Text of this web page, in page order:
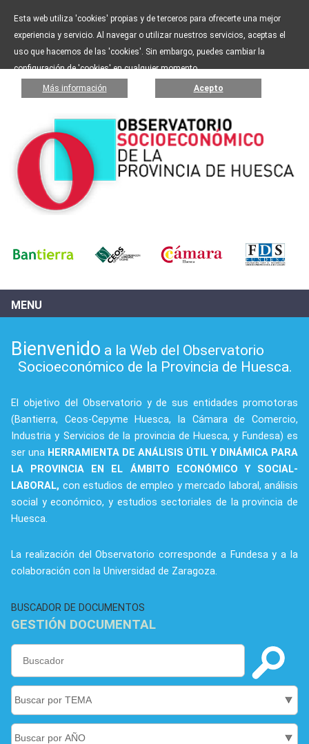
Esta web utiliza 'cookies' propias y de terceros para ofrecerte una mejor
experiencia y servicio. Al navegar o utilizar nuestros servicios, aceptas el
uso que hacemos de las 'cookies'. Sin embargo, puedes cambiar la
configuración de 'cookies' en cualquier momento.
Más información Acepto
MENU
Bienvenido a la Web del Observatorio
Socioeconómico de la Provincia de Huesca.
El objetivo del Observatorio y de sus entidades promotoras
(Bantierra, Ceos-Cepyme Huesca, la Cámara de Comercio,
Industria y Servicios de la provincia de Huesca, y Fundesa) es
ser una HERRAMIENTA DE ANÁLISIS ÚTIL Y DINÁMICA PARA
LA PROVINCIA EN EL ÁMBITO ECONÓMICO Y SOCIAL-
LABORAL, con estudios de empleo y mercado laboral, análisis
social y económico, y estudios sectoriales de la provincia de
Huesca.
La realización del Observatorio corresponde a Fundesa y a la
colaboración con la Universidad de Zaragoza.
BUSCADOR DE DOCUMENTOS
GESTIÓN DOCUMENTAL